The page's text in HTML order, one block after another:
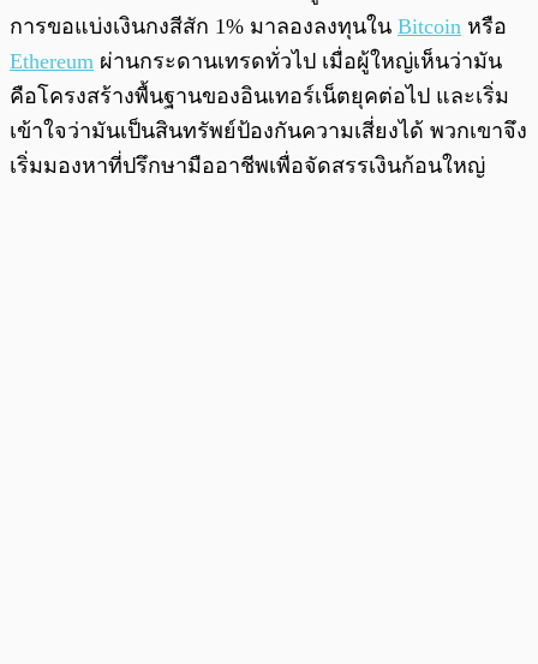
การขอแบ่งเงินกงสีสัก 1% มาลองลงทุนใน Bitcoin หรือ
Ethereum ผ่านกระดานเทรดทั่วไป เมื่อผู้ใหญ่เห็นว่ามัน
คือโครงสร้างพื้นฐานของอินเทอร์เน็ตยุคต่อไป และเริ่ม
เข้าใจว่ามันเป็นสินทรัพย์ป้องกันความเสี่ยงได้ พวกเขาจึง
เริ่มมองหาที่ปรึกษามืออาชีพเพื่อจัดสรรเงินก้อนใหญ่